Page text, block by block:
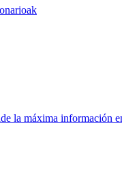
la máxima información